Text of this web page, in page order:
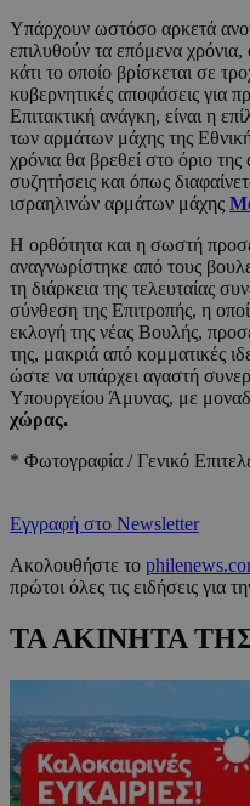
Υπάρχουν ωστόσο αρκετά
επιλυθούν τα επόμενα
κάτι το οποίο βρίσκεται σε
κυβερνητικές αποφάσεις
Επιτακτική ανάγκη, είναι η
των αρμάτων μάχης της
χρόνια θα βρεθεί στο όριο της
συζητήσεις και όπως
ισραηλινών αρμάτων μάχης
Η ορθότητα και η σωστή
αναγνωρίστηκε από τους
τη διάρκεια της τελευταίας
σύνθεση της Επιτροπής, η
εκλογή της νέας Βουλής,
της, μακριά από κομματικές
ώστε να υπάρχει αγαστή
Υπουργείου Άμυνας, με
χώρας.
* Φωτογραφία / Γενικό
Εγγραφή στο Newsletter
Ακολουθήστε το
πρώτοι όλες τις ειδήσεις για
ΤΑ ΑΚΙΝΗΤΑ